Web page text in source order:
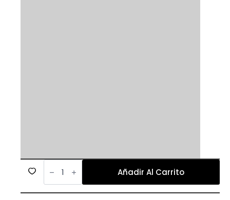
377
cantidad Añadir Al Carrito